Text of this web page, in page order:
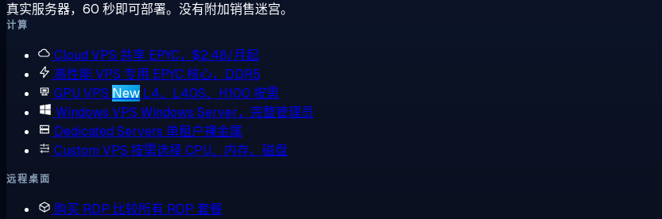
真实服务器，60 秒即可部署。没有附加销售迷宫。
计算
Cloud VPS 共享 EPYC，$2.48/月起
高性能 VPS 专用 EPYC 核心，DDR5
GPU VPS New L4、L40S、H100 按需
Windows VPS Windows Server，完整管理员
Dedicated Servers 单租户裸金属
Custom VPS 按需选择 CPU、内存、磁盘
远程桌面
购买 RDP 比较所有 RDP 套餐